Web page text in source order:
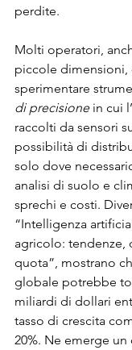
perdite.
Molti operatori,
piccole dimensioni,
sperimentare
di precisione in cui
raccolti da sensori
possibilità di
solo dove
analisi di suolo e
sprechi e costi.
“Intelligenza
agricolo: tendenze,
quota”, mostrano
globale potrebbe
miliardi di dollari
tasso di crescita
20%. Ne emerge